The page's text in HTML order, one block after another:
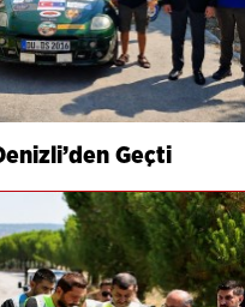
Geçti